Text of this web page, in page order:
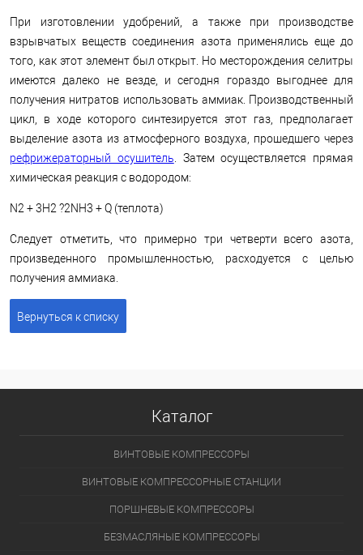
При изготовлении удобрений, а также при производстве
взрывчатых веществ соединения азота применялись еще до
того, как этот элемент был открыт. Но месторождения селитры
имеются далеко не везде, и сегодня гораздо выгоднее для
получения нитратов использовать аммиак. Производственный
цикл, в ходе которого синтезируется этот газ, предполагает
выделение азота из атмосферного воздуха, прошедшего через
рефрижераторный осушитель . Затем осуществляется прямая
химическая реакция с водородом:
N2 + 3H2 ?2NH3 + Q (теплота)
Следует отметить, что примерно три четверти всего азота,
произведенного промышленностью, расходуется с целью
получения аммиака.
Вернуться к списку
Каталог
ВИНТОВЫЕ КОМПРЕССОРЫ
ВИНТОВЫЕ КОМПРЕССОРНЫЕ СТАНЦИИ
ПОРШНЕВЫЕ КОМПРЕССОРЫ
БЕЗМАСЛЯНЫЕ КОМПРЕССОРЫ